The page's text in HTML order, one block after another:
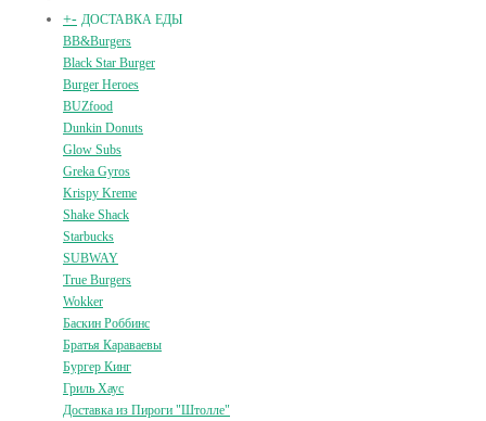
+- ДОСТАВКА ЕДЫ
BB&Burgers
Black Star Burger
Burger Heroes
BUZfood
Dunkin Donuts
Glow Subs
Greka Gyros
Krispy Kreme
Shake Shack
Starbucks
SUBWAY
True Burgers
Wokker
Баскин Роббинс
Братья Караваевы
Бургер Кинг
Гриль Хаус
Доставка из Пироги "Штолле"